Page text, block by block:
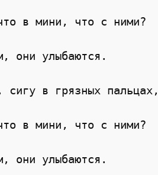
в мини, что с ними?
они улыбаются.
сигу в грязных
в мини, что с ними?
они улыбаются.